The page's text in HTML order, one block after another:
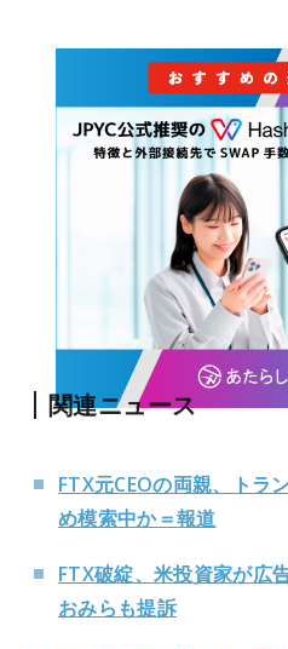
関連ニュース
FTX元CEOの両親、トラ
め模索中か＝報道
FTX破綻、米投資家が広
おみらも提訴